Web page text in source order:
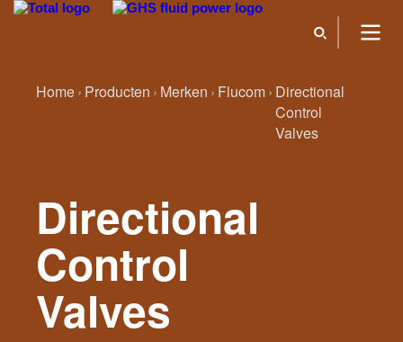
Home Producten Merken Flucom Directional
Control
Valves
Directional
Control
Valves